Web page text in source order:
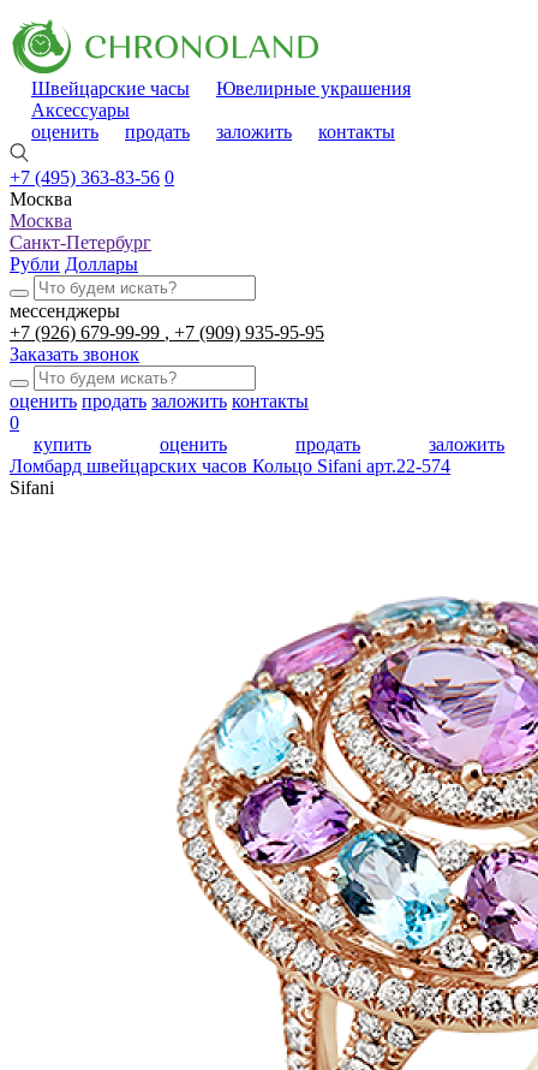
Швейцарские часы
Ювелирные украшения
Аксессуары
оценить
продать заложить контакты
+7 (495) 363-83-56 0
Москва
Москва
Санкт-Петербург
Рубли Доллары
мессенджеры
+7 (926) 679-99-99
+7 (909) 935-95-95
Заказать звонок
оценить продать заложить контакты
0
купить
оценить продать
заложить
Ломбард швейцарских часов Кольцо Sifani арт.22-574
Sifani